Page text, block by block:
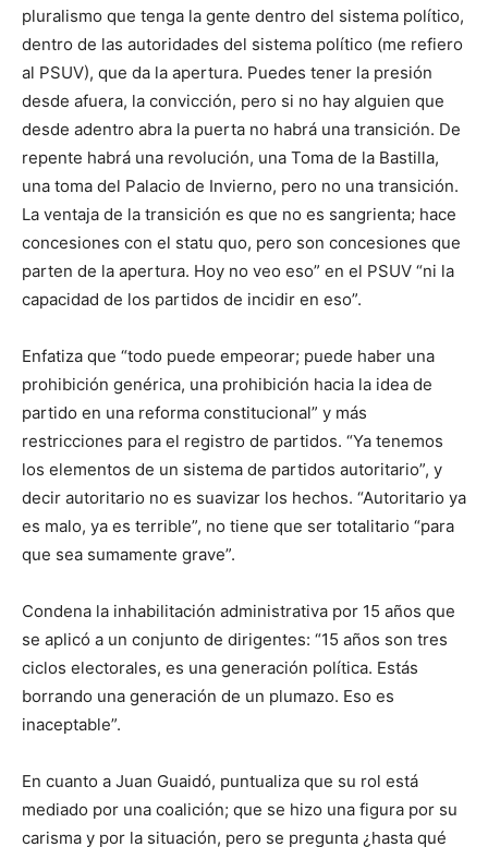
pluralismo que tenga la gente dentro del sistema político,
dentro de las autoridades del sistema político (me refiero
al PSUV), que da la apertura. Puedes tener la presión
desde afuera, la convicción, pero si no hay alguien que
desde adentro abra la puerta no habrá una transición. De
repente habrá una revolución, una Toma de la Bastilla,
una toma del Palacio de Invierno, pero no una transición.
La ventaja de la transición es que no es sangrienta; hace
concesiones con el statu quo, pero son concesiones que
parten de la apertura. Hoy no veo eso” en el PSUV “ni la
capacidad de los partidos de incidir en eso”.
Enfatiza que “todo puede empeorar; puede haber una
prohibición genérica, una prohibición hacia la idea de
partido en una reforma constitucional” y más
restricciones para el registro de partidos. “Ya tenemos
los elementos de un sistema de partidos autoritario”, y
decir autoritario no es suavizar los hechos. “Autoritario ya
es malo, ya es terrible”, no tiene que ser totalitario “para
que sea sumamente grave”.
Condena la inhabilitación administrativa por 15 años que
se aplicó a un conjunto de dirigentes: “15 años son tres
ciclos electorales, es una generación política. Estás
borrando una generación de un plumazo. Eso es
inaceptable”.
En cuanto a Juan Guaidó, puntualiza que su rol está
mediado por una coalición; que se hizo una figura por su
carisma y por la situación, pero se pregunta ¿hasta qué